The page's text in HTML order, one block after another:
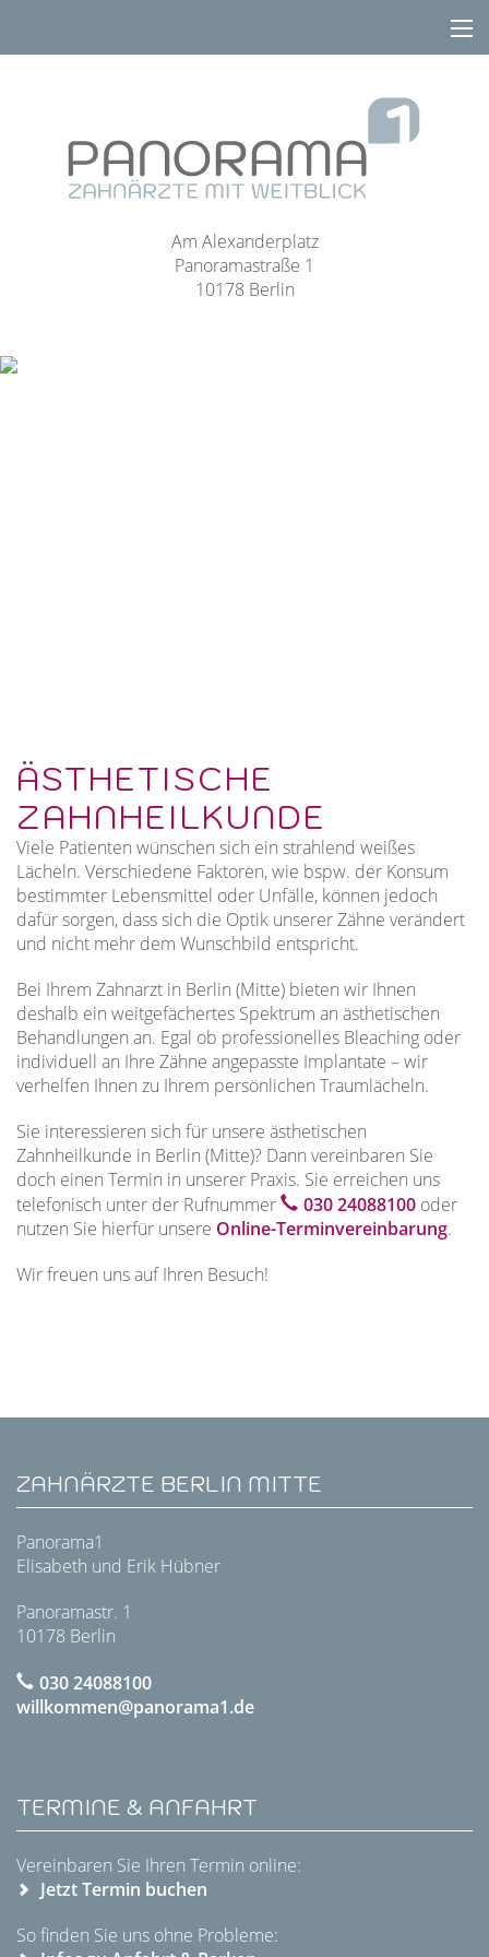
Am Alexanderplatz
Panoramastraße 1
10178 Berlin
ÄSTHETISCHE
ZAHNHEILKUNDE
Viele Patienten wünschen sich ein strahlend weißes
Lächeln. Verschiedene Faktoren, wie bspw. der Konsum
bestimmter Lebensmittel oder Unfälle, können jedoch
dafür sorgen, dass sich die Optik unserer Zähne verändert
und nicht mehr dem Wunschbild entspricht.
Bei Ihrem Zahnarzt in Berlin (Mitte) bieten wir Ihnen
deshalb ein weitgefächertes Spektrum an ästhetischen
Behandlungen an. Egal ob professionelles Bleaching oder
individuell an Ihre Zähne angepasste Implantate – wir
verhelfen Ihnen zu Ihrem persönlichen Traumlächeln.
Sie interessieren sich für unsere ästhetischen
Zahnheilkunde in Berlin (Mitte)? Dann vereinbaren Sie
doch einen Termin in unserer Praxis. Sie erreichen uns
telefonisch unter der Rufnummer
030 24088100 oder
nutzen Sie hierfür unsere Online-Terminvereinbarung.
Wir freuen uns auf Ihren Besuch!
ZAHNÄRZTE BERLIN MITTE
Panorama1
Elisabeth und Erik Hübner
Panoramastr. 1
10178 Berlin
030 24088100
willkommen@panorama1.de
TERMINE & ANFAHRT
Vereinbaren Sie Ihren Termin online:
Jetzt Termin buchen
So finden Sie uns ohne Probleme: